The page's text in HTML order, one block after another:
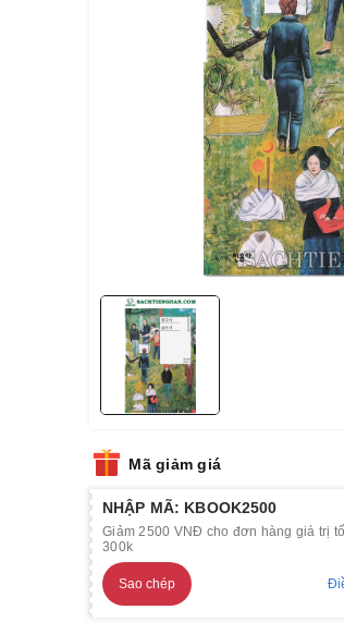
Mã giảm giá
NHẬP MÃ: KBOOK2500
Giảm 2500 VNĐ cho đơn hàng giá trị
300k
Sao chép